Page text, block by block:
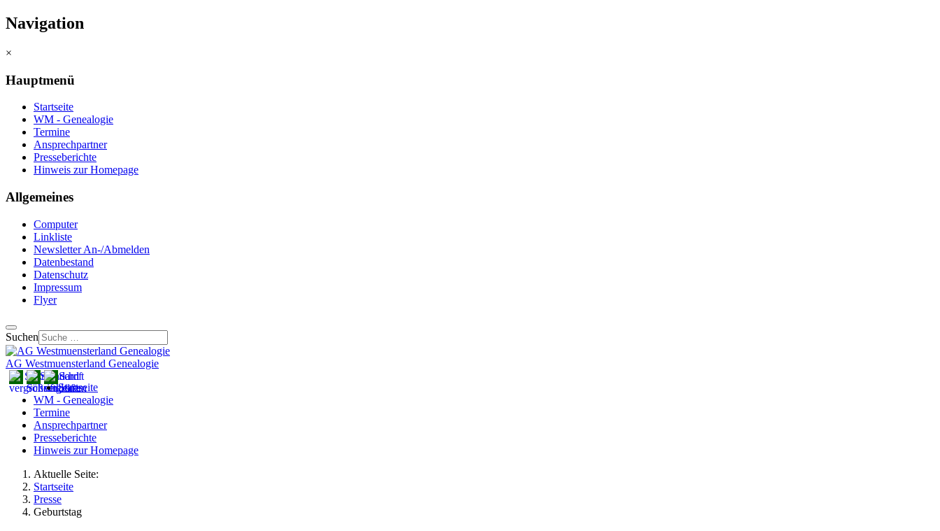
Navigation
×
Hauptmenü
Startseite
WM - Genealogie
Termine
Ansprechpartner
Presseberichte
Hinweis zur Homepage
Allgemeines
Computer
Linkliste
Newsletter An-/Abmelden
Datenbestand
Datenschutz
Impressum
Flyer
Suchen
AG Westmuensterland Genealogie
Startseite
WM - Genealogie
Termine
Ansprechpartner
Presseberichte
Hinweis zur Homepage
Aktuelle Seite:
Startseite
Presse
Geburtstag